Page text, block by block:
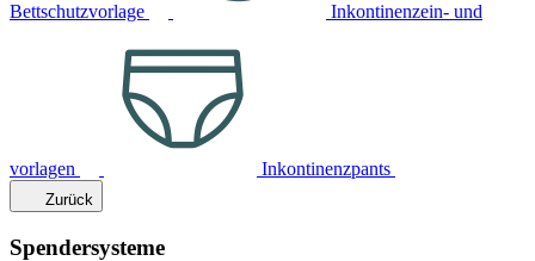
Bettschutzvorlage Inkontinenzein- und
vorlagen Inkontinenzpants
Zurück
Spendersysteme